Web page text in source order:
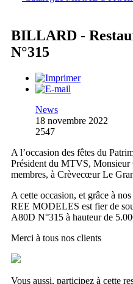
BILLARD -
N°315
News
18 novembre 2022
2547
A l’occasion des fêtes du
Président du MTVS,
membres, à Crèvecœur Le
A cette occasion, et grâce à
REE MODELES est fier de
A80D N°315 à hauteur de
Merci à tous nos clients
Vous aussi, participez à cette